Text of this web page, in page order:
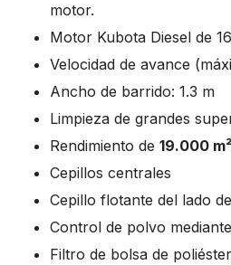
motor.
Motor Kubota Diesel de
Velocidad de avance
Ancho de barrido: 1.3 m
Limpieza de grandes
Rendimiento de 19.000
Cepillos centrales
Cepillo flotante del lado
Control de polvo
Filtro de bolsa de poliéster